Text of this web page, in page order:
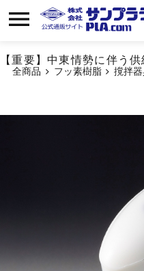
【重要】中東情勢に伴う
全商品 フッ素樹脂 撹拌